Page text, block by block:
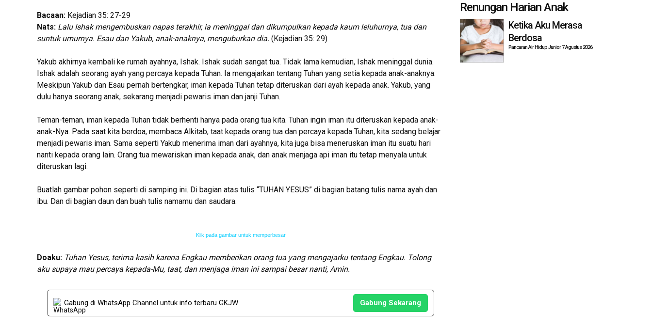
Bacaan:Kejadian 35: 27-29
Nats: Lalu Ishak mengembuskan napas terakhir, ia meninggal dan dikumpulkan kepada kaum leluhurnya, tua dan
suntuk umurnya. Esau dan Yakub, anak-anaknya, menguburkan dia. (Kejadian 35: 29)
Yakub akhirnya kembali ke rumah ayahnya, Ishak. Ishak sudah sangat tua. Tidak lama kemudian, Ishak meninggal dunia.
Ishak adalah seorang ayah yang percaya kepada Tuhan. Ia mengajarkan tentang Tuhan yang setia kepada anak-anaknya.
Meskipun Yakub dan Esau pernah bertengkar, iman kepada Tuhan tetap diteruskan dari ayah kepada anak. Yakub, yang
dulu hanya seorang anak, sekarang menjadi pewaris iman dan janji Tuhan.
Teman-teman, iman kepada Tuhan tidak berhenti hanya pada orang tua kita. Tuhan ingin iman itu diteruskan kepada anak-
anak-Nya. Pada saat kita berdoa, membaca Alkitab, taat kepada orang tua dan percaya kepada Tuhan, kita sedang belajar
menjadi pewaris iman. Sama seperti Yakub menerima iman dari ayahnya, kita juga bisa meneruskan iman itu suatu hari
nanti kepada orang lain. Orang tua mewariskan iman kepada anak, dan anak menjaga api iman itu tetap menyala untuk
diteruskan lagi.
Buatlah gambar pohon seperti di samping ini. Di bagian atas tulis “TUHAN YESUS” di bagian batang tulis nama ayah dan
ibu. Dan di bagian daun dan buah tulis namamu dan saudara.
Klik pada gambar untuk memperbesar
Doaku:Tuhan Yesus, terima kasih karena Engkau memberikan orang tua yang mengajarku tentang Engkau. Tolong
aku supaya mau percaya kepada-Mu, taat, dan menjaga iman ini sampai besar nanti,Amin.
Gabung di WhatsApp Channel untuk info terbaru GKJW Gabung Sekarang
Renungan Harian Anak
Ketika Aku Merasa
Berdosa
Pancaran Air Hidup Junior 7 Agustus 2026